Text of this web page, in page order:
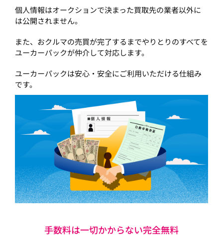
個人情報はオークションで決まった買取先の業者以外に
は公開されません。
また、おクルマの売買が完了するまでやりとりのすべてを
ユーカーパックが仲介して対応します。
ユーカーパックは安心・安全にご利用いただける仕組み
です。
手数料は一切かからない完全無料